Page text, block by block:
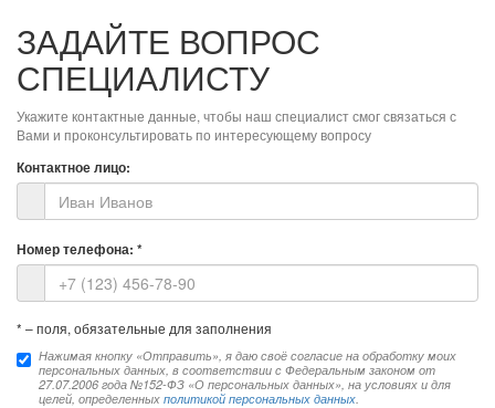
ЗАДАЙТЕ ВОПРОС
СПЕЦИАЛИСТУ
Укажите контактные данные, чтобы наш специалист смог связаться с
Вами и проконсультировать по интересующему вопросу
Контактное лицо:
Номер телефона: *
* – поля, обязательные для заполнения
Нажимая кнопку «Отправить», я даю своё согласие на обработку моих
персональных данных, в соответствии с Федеральным законом от
27.07.2006 года №152-ФЗ «О персональных данных», на условиях и для
целей, определенных политикой персональных данных.